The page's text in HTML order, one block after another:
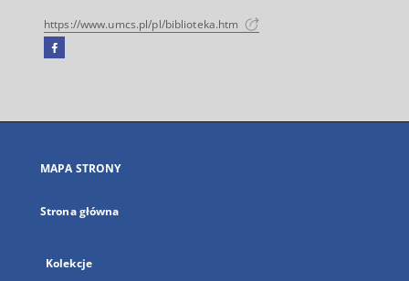
https://www.umcs.pl/pl/biblioteka.htm
Facebook
się
karcie
MAPA STRONY
Strona główna
Kolekcje